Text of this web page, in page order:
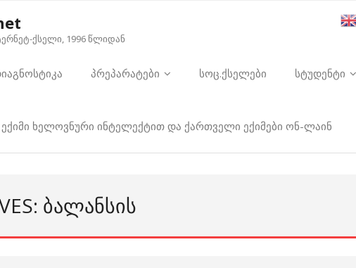
ქსელი, 1996 წლიდან
პრეპარატები სოც.ქსელები სტუდენტი
ხელოვნური ინტელექტით და ქართველი ექიმები ონ-ლაინ
ᲑᲐᲚᲐᲜᲡᲘᲡ